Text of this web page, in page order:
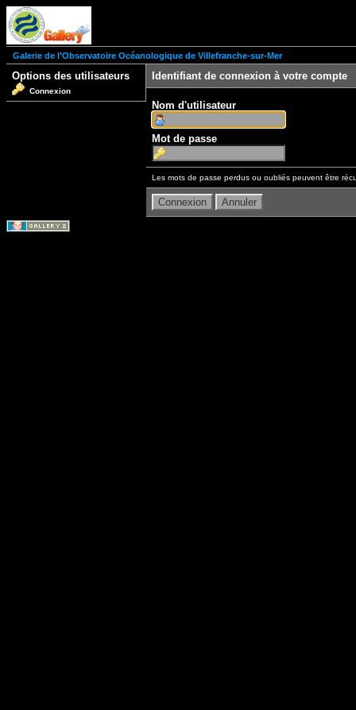
Galerie de l'Observatoire Océanologique de Villefranche-sur-Mer
Options des utilisateurs
Connexion
Identifiant de connexion à votre compte
Nom d'utilisateur
Mot de passe
Les mots de passe perdus ou oubliés peuvent être